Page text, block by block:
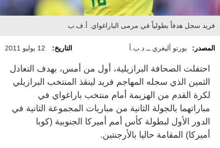
فريد سجل هدفاً بطولياً في مرمى الباراغواي. أ.ف.ب
المصدر: بورتو أليغري ــ د.ب.أ التاريخ: 12 يوليو 2011
احتفلت الصحافة البرازيلية، أول من أمس، بهدف التعادل
الثمين الذي سجله المهاجم فريد لينقذ المنتخب البرازيلي
لكرة القدم من الهزيمة أمام منتخب باراغواي في
مباراتهما بالجولة الثانية من مباريات المجموعة الثانية في
الدور الأول لبطولة كأس أمم أميركا الجنوبية (كوبا
أميركا) المقامة حاليا بالأرجنتين.